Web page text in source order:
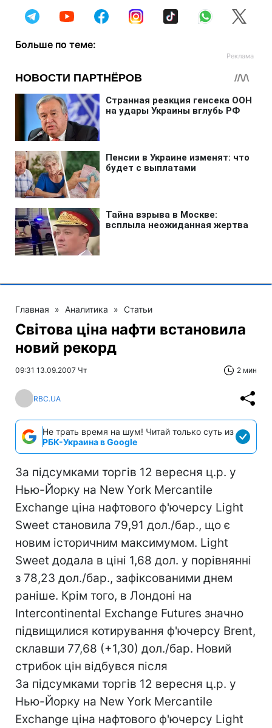
Больше по теме:
Главная » Аналитика » Статьи
Світова ціна нафти встановила
новий рекорд
09:31 13.09.2007 Чт 2 мин
RBC.UA
Не трать время на шум! Читай только суть из
РБК-Украина в Google
За підсумками торгів 12 вересня ц.р. у
Нью-Йорку на New York Mercantile
Exchange ціна нафтового ф'ючерсу Light
Sweet становила 79,91 дол./бар., що є
новим історичним максимумом. Light
Sweet додала в ціні 1,68 дол. у порівнянні
з 78,23 дол./бар., зафіксованими днем
раніше. Крім того, в Лондоні на
Intercontinental Exchange Futures значно
підвищилися котирування ф'ючерсу Brent,
склавши 77,68 (+1,30) дол./бар. Новий
стрибок цін відбувся після
За підсумками торгів 12 вересня ц.р. у
Нью-Йорку на New York Mercantile
Exchange ціна нафтового ф'ючерсу Light